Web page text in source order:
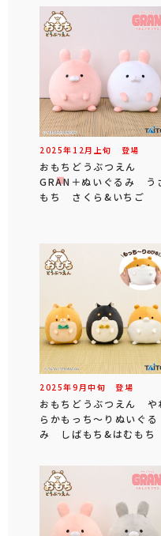
2025年 12 月 上旬 登場
おもちどうぶつえん
GRAN＋ぬいぐるみ う
もち さくら&いちご
2025年9 月中旬 登場
おもちどうぶつえん や
らかもっち～りぬいぐる
み しばもち&はむもち